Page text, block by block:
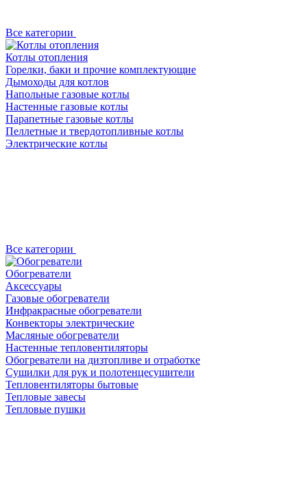
Все категории
Котлы отопления
Горелки, баки и прочие комплектующие
Дымоходы для котлов
Напольные газовые котлы
Настенные газовые котлы
Парапетные газовые котлы
Пеллетные и твердотопливные котлы
Электрические котлы
Все категории
Обогреватели
Аксессуары
Газовые обогреватели
Инфракрасные обогреватели
Конвекторы электрические
Масляные обогреватели
Настенные тепловентиляторы
Обогреватели на дизтопливе и отработке
Сушилки для рук и полотенцесушители
Тепловентиляторы бытовые
Тепловые завесы
Тепловые пушки